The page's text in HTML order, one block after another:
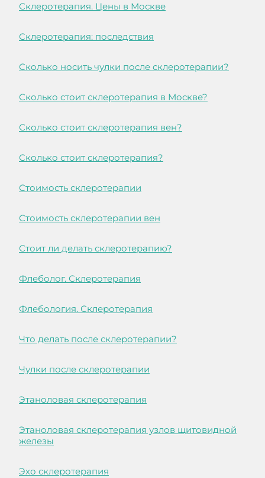
Склеротерапия. Цены в Москве
Склеротерапия: последствия
Сколько носить чулки после склеротерапии?
Сколько стоит склеротерапия в Москве?
Сколько стоит склеротерапия вен?
Сколько стоит склеротерапия?
Стоимость склеротерапии
Стоимость склеротерапии вен
Стоит ли делать склеротерапию?
Флеболог. Склеротерапия
Флебология. Склеротерапия
Что делать после склеротерапии?
Чулки после склеротерапии
Этаноловая склеротерапия
Этаноловая склеротерапия узлов щитовидной
железы
Эхо склеротерапия